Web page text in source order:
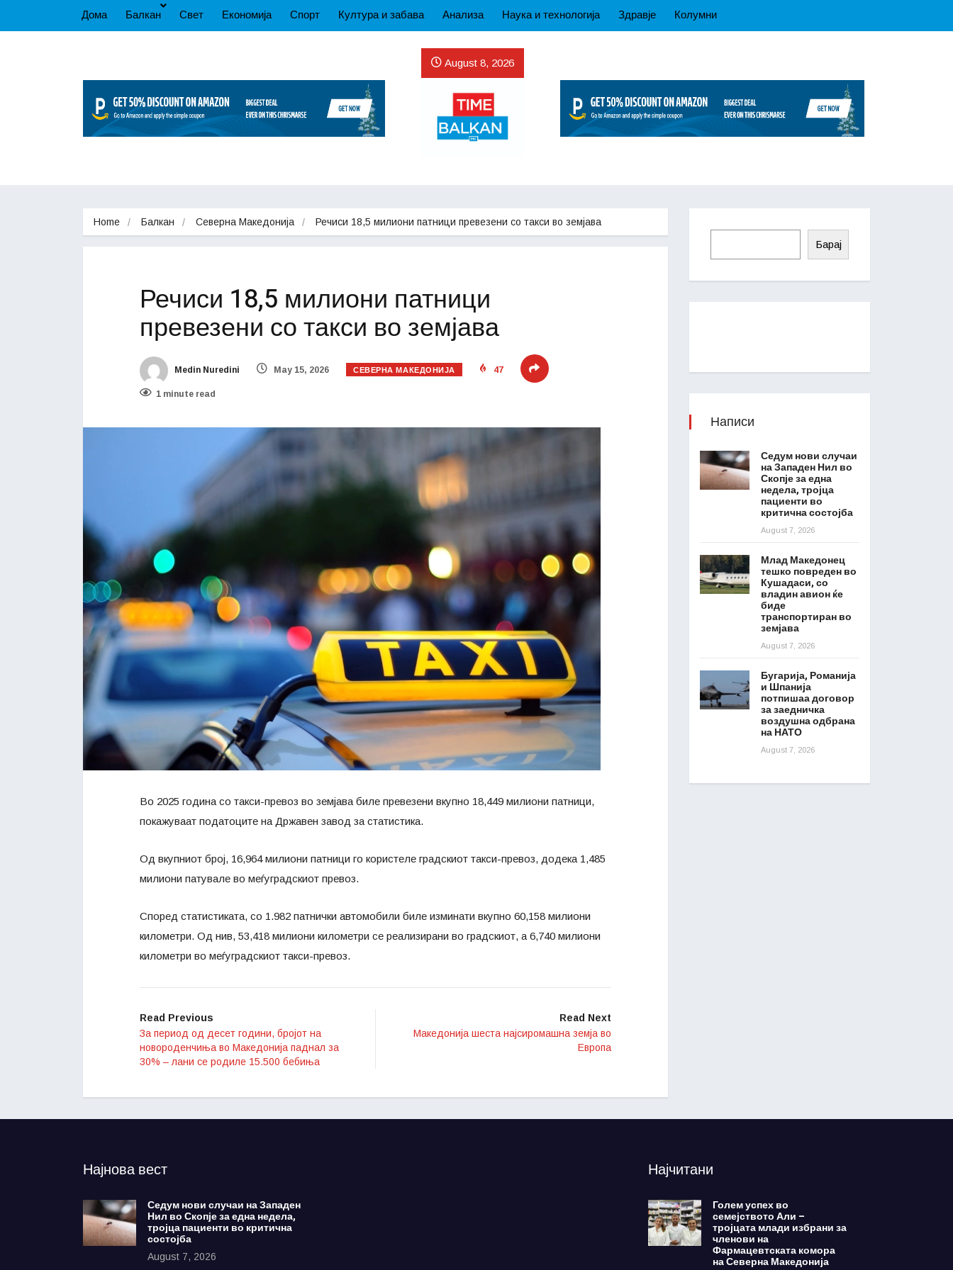
Дома Балкан Свет Економија Спорт Култура и забава Анализа Наука и технологија Здравје Колумни
August 8, 2026
Home Балкан Северна Македонија Речиси 18,5 милиони патници превезени со такси во земјава
Речиси 18,5 милиони патници
превезени со такси во земјава
Medin Nuredini May 15, 2026 СЕВЕРНА МАКЕДОНИЈА 47
1 minute read
Во 2025 година со такси-превоз во земјава биле превезени вкупно 18,449 милиони патници,
покажуваат податоците на Државен завод за статистика.
Од вкупниот број, 16,964 милиони патници го користеле градскиот такси-превоз, додека 1,485
милиони патувале во меѓуградскиот превоз.
Според статистиката, со 1.982 патнички автомобили биле изминати вкупно 60,158 милиони
километри. Од нив, 53,418 милиони километри се реализирани во градскиот, а 6,740 милиони
километри во меѓуградскиот такси-превоз.
Read Previous
За период од десет години, бројот на
новороденчиња во Македонија паднал за
30% – лани се родиле 15.500 бебиња
Read Next
Македонија шеста најсиромашна земја во
Европа
Барај
Написи
Седум нови случаи
на Западен Нил во
Скопје за една
недела, тројца
пациенти во
критична состојба
August 7, 2026
Млад Македонец
тешко повреден во
Кушадаси, со
владин авион ќе
биде
транспортиран во
земјава
August 7, 2026
Бугарија, Романија
и Шпанија
потпишаа договор
за заедничка
воздушна одбрана
на НАТО
August 7, 2026
Најнова вест
Седум нови случаи на Западен
Нил во Скопје за една недела,
тројца пациенти во критична
состојба
August 7, 2026
Најчитани
Голем успех во
семејството Али –
тројцата млади избрани за
членови на
Фармацевтската комора
на Северна Македонија